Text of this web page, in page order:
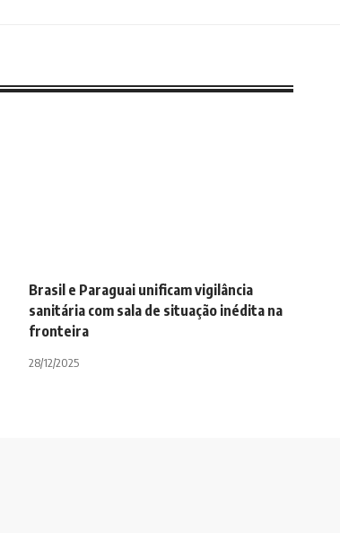
Brasil e Paraguai unificam vigilância
sanitária com sala de situação inédita na
fronteira
28/12/2025